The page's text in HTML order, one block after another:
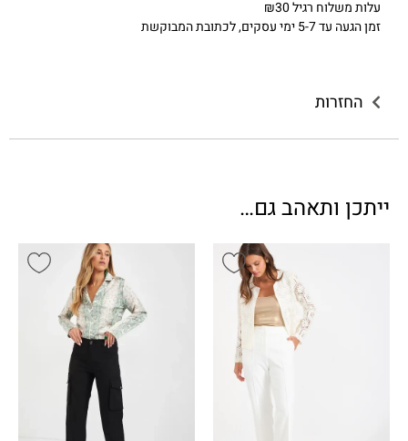
עלות משלוח רגיל ₪30
זמן הגעה עד 5-7 ימי עסקים, לכתובת המבוקשת
החזרות
ייתכן ותאהב גם…